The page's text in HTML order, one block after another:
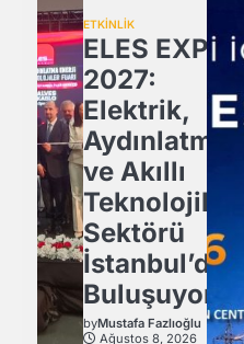
ETKİNLİK
ELES EXPO
2027:
Elektrik,
Aydınlatma
ve Akıllı
Teknolojiler
Sektörü
İstanbul’da
Buluşuyor!
byMustafa Fazlıoğlu
Ağustos 8, 2026